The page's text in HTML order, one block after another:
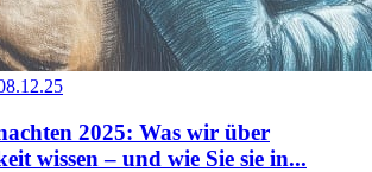
2025: Was wir über
wissen – und wie Sie sie in...